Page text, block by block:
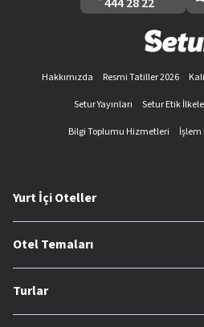
Hakkımızda Resmi Tatiller 2026
Setur Yayınları
Setur Etik
Bilgi Toplumu Hizmetleri
İşlem
Yurt İçi Oteller
Otel Temaları
Turlar